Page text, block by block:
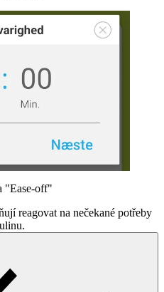
"Ease-off"
reagovat na nečekané potřeby